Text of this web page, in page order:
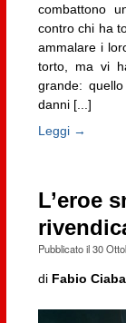
combattono
contro chi ha
ammalare i
torto, ma vi
grande:
danni [...]
Leggi →
L’eroe
Pubblicato il30
di Fabio